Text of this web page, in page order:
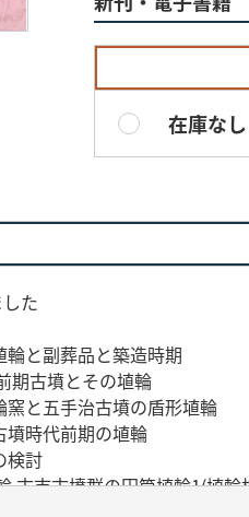
在庫なし
た
と副葬品と築造時期
期古墳とその埴輪
と五手治古墳の盾形埴輪
墳時代前期の埴輪
検討
古市古墳群の円筒埴輪1(